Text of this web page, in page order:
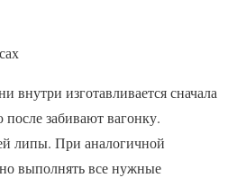
внутри изготавливается сначала
забивают вагонку.
липы. При аналогичной
выполнять все нужные